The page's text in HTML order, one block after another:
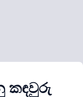
කඳවුරු